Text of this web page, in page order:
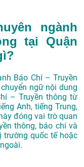
ngành
tại Quận
Báo Chí – Truyền
ngữ nội dung
– Truyền thông từ
Anh, tiếng Trung,
đóng vai trò quan
thông, báo chí và
trường quốc tế hoặc